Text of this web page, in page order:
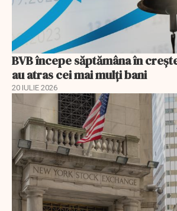
BVB începe săptămâna în
au atras cei mai mulți bani
20 IULIE 2026